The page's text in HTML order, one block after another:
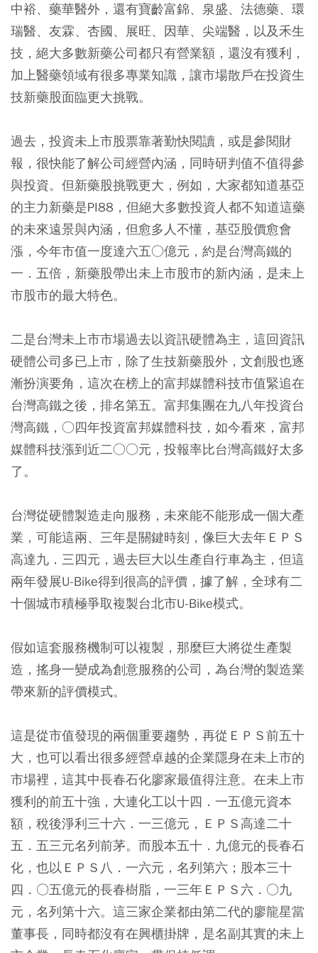
中裕、藥華醫外，還有寶齡富錦、泉盛、法德藥、環
瑞醫、友霖、杏國、展旺、因華、尖端醫，以及禾生
技，絕大多數新藥公司都只有營業額，還沒有獲利，
加上醫藥領域有很多專業知識，讓市場散戶在投資生
技新藥股面臨更大挑戰。
過去，投資未上市股票靠著勤快閱讀，或是參閱財
報，很快能了解公司經營內涵，同時研判值不值得參
與投資。但新藥股挑戰更大，例如，大家都知道基亞
的主力新藥是PI88，但絕大多數投資人都不知道這藥
的未來遠景與內涵，但愈多人不懂，基亞股價愈會
漲，今年市值一度達六五○億元，約是台灣高鐵的
一．五倍，新藥股帶出未上市股市的新內涵，是未上
市股市的最大特色。
二是台灣未上市市場過去以資訊硬體為主，這回資訊
硬體公司多已上市，除了生技新藥股外，文創股也逐
漸扮演要角，這次在榜上的富邦媒體科技市值緊追在
台灣高鐵之後，排名第五。富邦集團在九八年投資台
灣高鐵，○四年投資富邦媒體科技，如今看來，富邦
媒體科技漲到近二○○元，投報率比台灣高鐵好太多
了。
台灣從硬體製造走向服務，未來能不能形成一個大產
業，可能這兩、三年是關鍵時刻，像巨大去年ＥＰＳ
高達九．三四元，過去巨大以生產自行車為主，但這
兩年發展U-Bike得到很高的評價，據了解，全球有二
十個城市積極爭取複製台北市U-Bike模式。
假如這套服務機制可以複製，那麼巨大將從生產製
造，搖身一變成為創意服務的公司，為台灣的製造業
帶來新的評價模式。
這是從市值發現的兩個重要趨勢，再從ＥＰＳ前五十
大，也可以看出很多經營卓越的企業隱身在未上市的
市場裡，這其中長春石化廖家最值得注意。在未上市
獲利的前五十強，大連化工以十四．一五億元資本
額，稅後淨利三十六．一三億元，ＥＰＳ高達二十
五．五三元名列前茅。而股本五十．九億元的長春石
化，也以ＥＰＳ八．一六元，名列第六；股本三十
四．○五億元的長春樹脂，一三年ＥＰＳ六．○九
元，名列第十六。這三家企業都由第二代的廖龍星當
董事長，同時都沒有在興櫃掛牌，是名副其實的未上